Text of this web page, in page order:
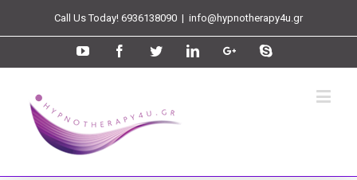
Call Us Today! 6936138090 | info@hypnotherapy4u.gr